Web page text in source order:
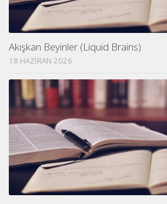
Akışkan Beyinler (Liquid Brains)
18 HAZIRAN 2026